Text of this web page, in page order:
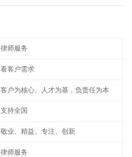
律师服务
看客户需求
客户为核心、人才为基，负责任为本
支持全国
敬业、精益、专注、创新
律师服务